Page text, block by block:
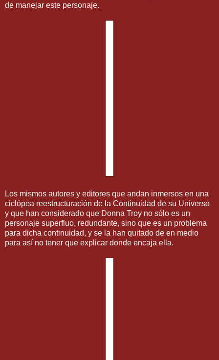
de manejar este personaje.
Los mismos autores y editores que andan inmersos en una
ciclópea reestructuración de la Continuidad de su Universo
y que han considerado que Donna Troy no sólo es un
personaje superfluo, redundante, sino que es un problema
para dicha continuidad, y se la han quitado de en medio
para así no tener que explicar donde encaja ella.